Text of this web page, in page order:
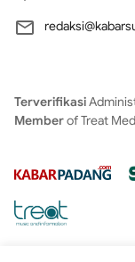
Terverifikasi
Memberof Treat